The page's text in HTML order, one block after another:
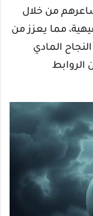
من خلال
مما يعزز من
المادي
الروابط